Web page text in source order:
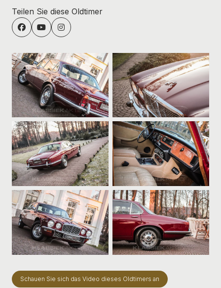
Teilen Sie diese Oldtimer
Schauen Sie sich das Video dieses Oldtimers an